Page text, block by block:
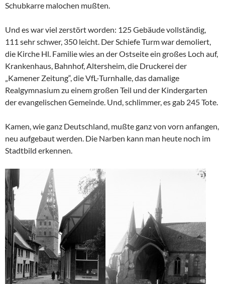
Schubkarre malochen mußten.
Und es war viel zerstört worden: 125 Gebäude vollständig,
111 sehr schwer, 350 leicht. Der Schiefe Turm war demoliert,
die Kirche Hl. Familie wies an der Ostseite ein großes Loch auf,
Krankenhaus, Bahnhof, Altersheim, die Druckerei der
„Kamener Zeitung“, die VfL-Turnhalle, das damalige
Realgymnasium zu einem großen Teil und der Kindergarten
der evangelischen Gemeinde. Und, schlimmer, es gab 245 Tote.
Kamen, wie ganz Deutschland, mußte ganz von vorn anfangen,
neu aufgebaut werden. Die Narben kann man heute noch im
Stadtbild erkennen.